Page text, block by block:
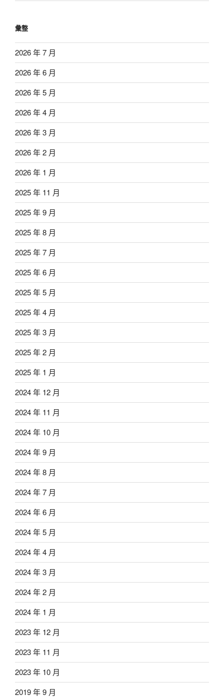
彙整
2026 年 7 月
2026 年 6 月
2026 年 5 月
2026 年 4 月
2026 年 3 月
2026 年 2 月
2026 年 1 月
2025 年 11 月
2025 年 9 月
2025 年 8 月
2025 年 7 月
2025 年 6 月
2025 年 5 月
2025 年 4 月
2025 年 3 月
2025 年 2 月
2025 年 1 月
2024 年 12 月
2024 年 11 月
2024 年 10 月
2024 年 9 月
2024 年 8 月
2024 年 7 月
2024 年 6 月
2024 年 5 月
2024 年 4 月
2024 年 3 月
2024 年 2 月
2024 年 1 月
2023 年 12 月
2023 年 11 月
2023 年 10 月
2019 年 9 月